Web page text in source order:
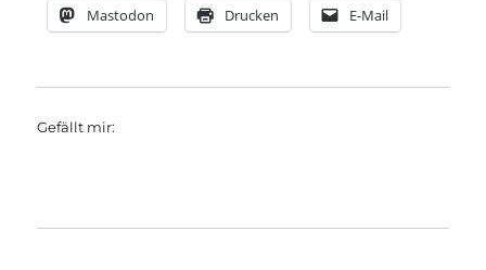
Mastodon Drucken E-Mail
Gefällt mir: